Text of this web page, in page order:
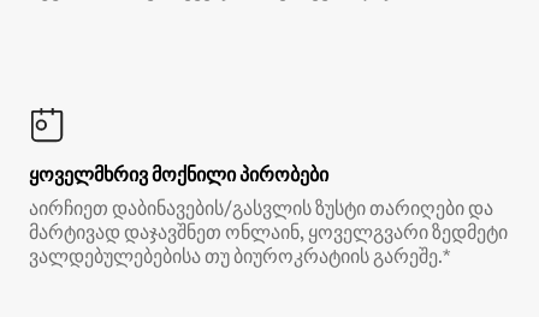
ყოველმხრივ მოქნილი პირობები
აირჩიეთ დაბინავების/გასვლის ზუსტი თარიღები და
მარტივად დაჯავშნეთ ონლაინ, ყოველგვარი ზედმეტი
ვალდებულებებისა თუ ბიუროკრატიის გარეშე.*